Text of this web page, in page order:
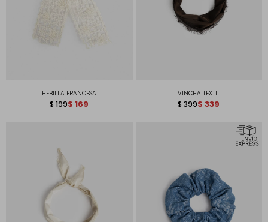
HEBILLA FRANCESA
$ 199$ 169
VINCHA TEXTIL
$ 399$ 339